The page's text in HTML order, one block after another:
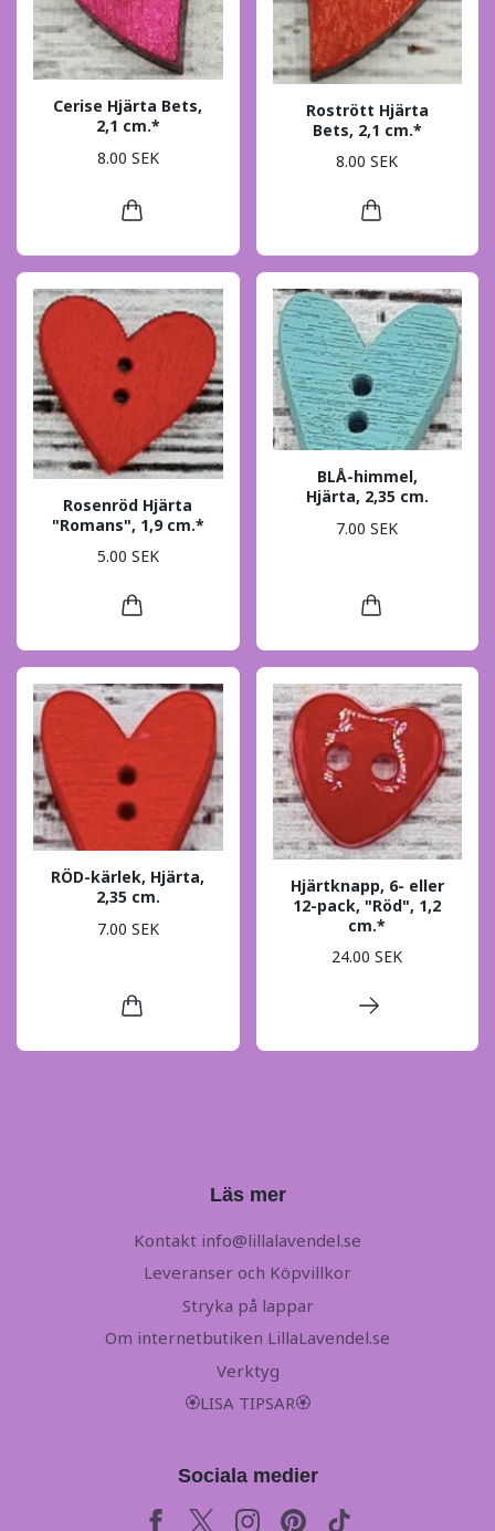
Cerise Hjärta Bets,
2,1 cm.*
8.00 SEK
Rostrött Hjärta
Bets, 2,1 cm.*
8.00 SEK
Rosenröd Hjärta
"Romans", 1,9 cm.*
5.00 SEK
BLÅ-himmel,
Hjärta, 2,35 cm.
7.00 SEK
RÖD-kärlek, Hjärta,
2,35 cm.
7.00 SEK
Hjärtknapp, 6- eller
12-pack, "Röd", 1,2
cm.*
24.00 SEK
Läs mer
Kontakt info@lillalavendel.se
Leveranser och Köpvillkor
Stryka på lappar
Om internetbutiken LillaLavendel.se
Verktyg
🏵LISA TIPSAR🏵
Sociala medier